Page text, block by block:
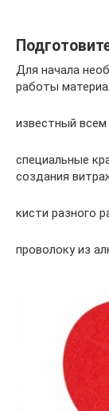
Для начала
работы
известный
специальные
создания
кисти разного
проволоку из